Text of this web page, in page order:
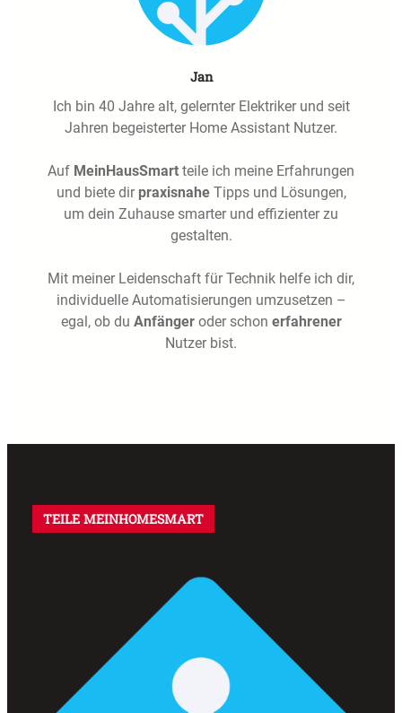
Jan
Ich bin 40 Jahre alt, gelernter Elektriker und seit
Jahren begeisterter Home Assistant Nutzer.
Auf MeinHausSmart teile ich meine Erfahrungen
und biete dir praxisnaheTipps und Lösungen,
um dein Zuhause smarter und effizienter zu
gestalten.
Mit meiner Leidenschaft für Technik helfe ich dir,
individuelle Automatisierungen umzusetzen –
egal, ob du Anfängeroder schon erfahrener
Nutzer bist.
TEILE MEINHOMESMART